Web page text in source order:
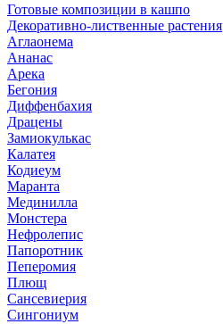
Готовые композиции в кашпо
Декоративно-лиственные растения
Аглаонема
Ананас
Арека
Бегония
Диффенбахия
Драцены
Замиокулькас
Калатея
Кодиеум
Маранта
Мединилла
Монстера
Нефролепис
Папоротник
Пеперомия
Плющ
Сансевиерия
Сингониум